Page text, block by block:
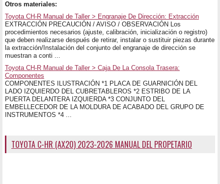
Otros materiales:
Toyota CH-R Manual de Taller > Engranaje De Dirección: Extracción
EXTRACCIÓN PRECAUCIÓN / AVISO / OBSERVACIÓN Los
procedimientos necesarios (ajuste, calibración, inicialización o registro)
que deben realizarse después de retirar, instalar o sustituir piezas durante
la extracción/Instalación del conjunto del engranaje de dirección se
muestran a conti ...
Toyota CH-R Manual de Taller > Caja De La Consola Trasera:
Componentes
COMPONENTES ILUSTRACIÓN *1 PLACA DE GUARNICIÓN DEL
LADO IZQUIERDO DEL CUBRETABLEROS *2 ESTRIBO DE LA
PUERTA DELANTERA IZQUIERDA *3 CONJUNTO DEL
EMBELLECEDOR DE LA MOLDURA DE ACABADO DEL GRUPO DE
INSTRUMENTOS *4 ...
TOYOTA C-HR (AX20) 2023-2026 MANUAL DEL PROPETARIO